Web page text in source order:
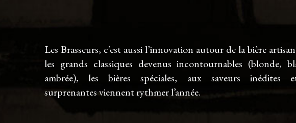
Les Brasseurs, c’est aussi l’innovation autour de la bière
les grands classiques devenus incontournables (blonde,
ambrée), les bières spéciales, aux saveurs inédites
surprenantes viennent rythmer l’année.